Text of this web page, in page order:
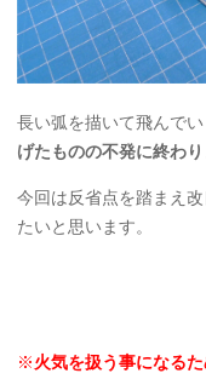
長い弧を描いて飛んでい
げたものの不発に終わり
今回は反省点を踏まえ
たいと思います。
※火気を扱う事になる